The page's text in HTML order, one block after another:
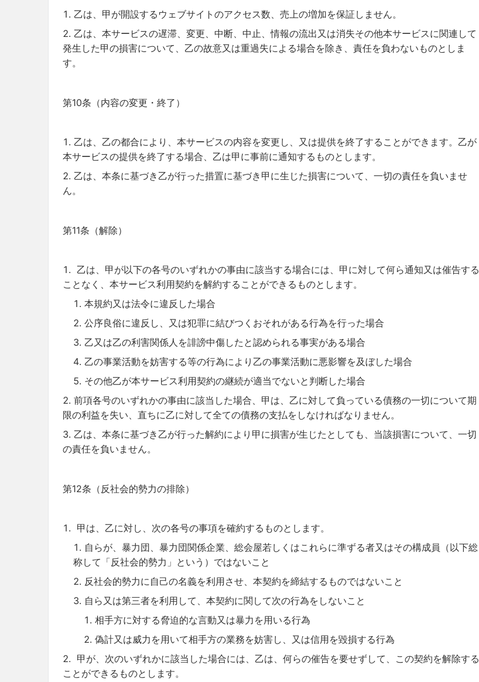
乙は、甲が開設するウェブサイトのアクセス数、売上の増加を保証しません。
乙は、本サービスの遅滞、変更、中断、中止、情報の流出又は消失その他本サービスに関連して
発生した甲の損害について、乙の故意又は重過失による場合を除き、責任を負わないものとしま
す。
第10条（内容の変更・終了）
乙は、乙の都合により、本サービスの内容を変更し、又は提供を終了することができます。乙が
本サービスの提供を終了する場合、乙は甲に事前に通知するものとします。
乙は、本条に基づき乙が行った措置に基づき甲に生じた損害について、一切の責任を負いませ
ん。
第11条（解除）
乙は、甲が以下の各号のいずれかの事由に該当する場合には、甲に対して何ら通知又は催告する
ことなく、本サービス利用契約を解約することができるものとします。
本規約又は法令に違反した場合
公序良俗に違反し、又は犯罪に結びつくおそれがある行為を行った場合
乙又は乙の利害関係人を誹謗中傷したと認められる事実がある場合
乙の事業活動を妨害する等の行為により乙の事業活動に悪影響を及ぼした場合
その他乙が本サービス利用契約の継続が適当でないと判断した場合
前項各号のいずれかの事由に該当した場合、甲は、乙に対して負っている債務の一切について期
限の利益を失い、直ちに乙に対して全ての債務の支払をしなければなりません。
乙は、本条に基づき乙が行った解約により甲に損害が生じたとしても、当該損害について、一切
の責任を負いません。
第12条（反社会的勢力の排除）
甲は、乙に対し、次の各号の事項を確約するものとします。
自らが、暴力団、暴力団関係企業、総会屋若しくはこれらに準ずる者又はその構成員（以下総
称して「反社会的勢力」という）ではないこと
反社会的勢力に自己の名義を利用させ、本契約を締結するものではないこと
自ら又は第三者を利用して、本契約に関して次の行為をしないこと
相手方に対する脅迫的な言動又は暴力を用いる行為
偽計又は威力を用いて相手方の業務を妨害し、又は信用を毀損する行為
甲が、次のいずれかに該当した場合には、乙は、何らの催告を要せずして、この契約を解除する
ことができるものとします。